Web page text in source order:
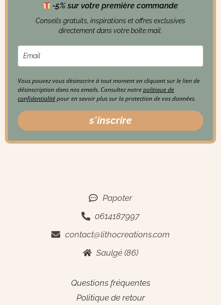
-5% sur votre première commande
Conseils gratuits, inspirations et offres exclusives
directement dans votre boîte mail.
Vous pouvez vous désinscrire à tout moment en cliquant sur le lien de
désinscription dans nos emails. Consultez notrepolitique de
confidentialitépour en savoir plus sur la protection de vos données.
s'inscrire
Papoter
0614187997
contact@lithocreations.com
Saulgé (86)
Questions fréquentes
Politique de retour